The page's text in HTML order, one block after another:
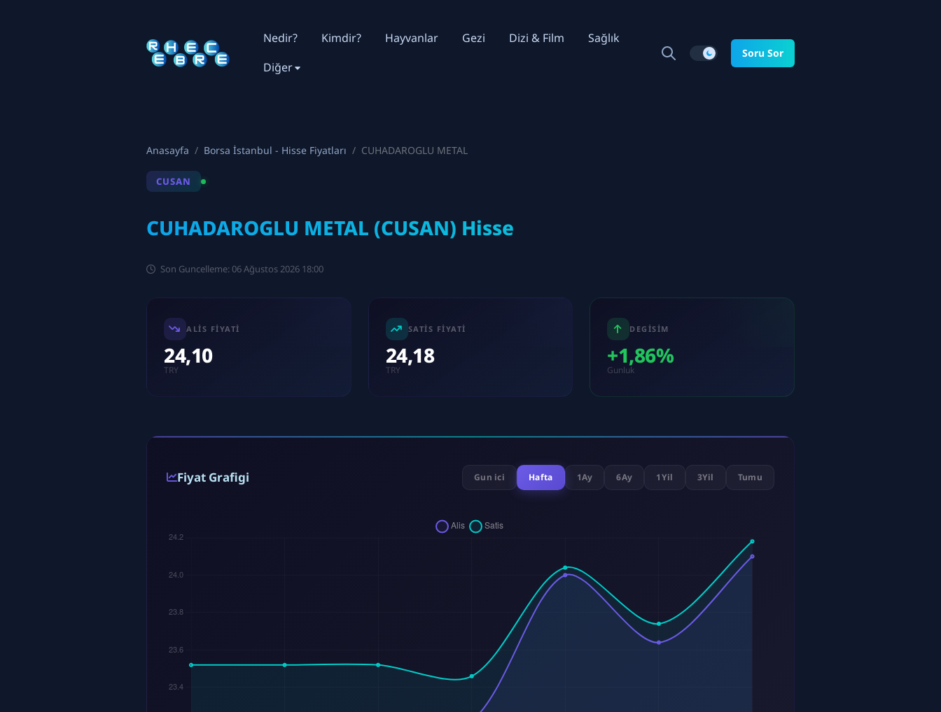
Nedir? Kimdir? Hayvanlar Gezi Dizi & Film
Sağlık
Diğer
Soru Sor
Anasayfa Borsa İstanbul - Hisse Fiyatları CUHADAROGLU METAL
CUSAN
CUHADAROGLU METAL (CUSAN) Hisse
Son Guncelleme: 06 Ağustos 2026 18:00
ALIS FIYATI
24,10
TRY
SATIS FIYATI
24,18
TRY
DEGISIM
+1,86%
Gunluk
Fiyat Grafigi Gun ici Hafta 1Ay 6Ay 1Yil 3Yil Tumu